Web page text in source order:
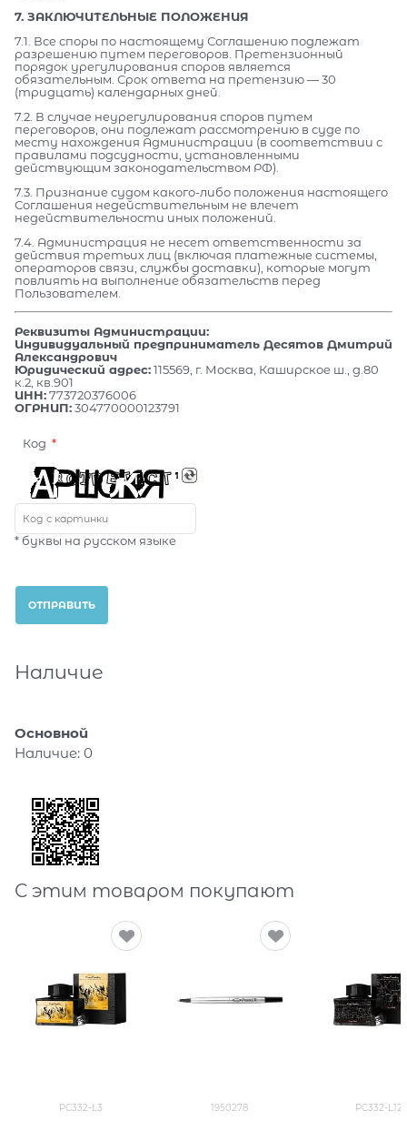
7. ЗАКЛЮЧИТЕЛЬНЫЕ ПОЛОЖЕНИЯ
7.1. Все споры по настоящему Соглашению подлежат
разрешению путем переговоров. Претензионный
порядок урегулирования споров является
обязательным. Срок ответа на претензию — 30
(тридцать) календарных дней.
7.2. В случае неурегулирования споров путем
переговоров, они подлежат рассмотрению в суде по
месту нахождения Администрации (в соответствии с
правилами подсудности, установленными
действующим законодательством РФ).
7.3. Признание судом какого-либо положения настоящего
Соглашения недействительным не влечет
недействительности иных положений.
7.4. Администрация не несет ответственности за
действия третьих лиц (включая платежные системы,
операторов связи, службы доставки), которые могут
повлиять на выполнение обязательств перед
Пользователем.
Реквизиты Администрации:
Индивидуальный предприниматель Десятов Дмитрий
Александрович
Юридический адрес:115569, г. Москва, Каширское ш., д.80
к.2, кв.901
ИНН:773720376006
ОГРНИП:304770000123791
Код
* буквы на русском языке
Наличие
Основной
Наличие: 0
С этим товаром покупают
PC332-L3 1950278 PC332-L12